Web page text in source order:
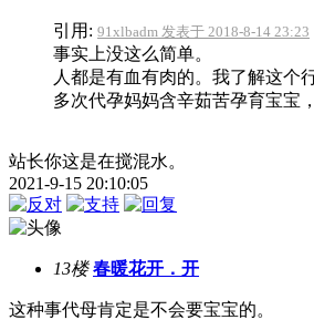
引用: 91xlbadm 发表于 2018-8-14 23:23
事实上没这么简单。
人都是有血有肉的。我了解这个
多次代孕妈妈含辛茹苦孕育宝宝
站长你这是在搅混水。
2021-9-15 20:10:05
13楼 春暖花开．开
这种事代母肯定是不会要宝宝的。